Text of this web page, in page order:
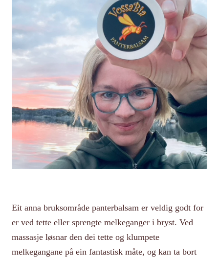
Eit anna bruksområde panterbalsam er veldig godt for
er ved tette eller sprengte melkeganger i bryst. Ved
massasje løsnar den dei tette og klumpete
melkegangane på ein fantastisk måte, og kan ta bort